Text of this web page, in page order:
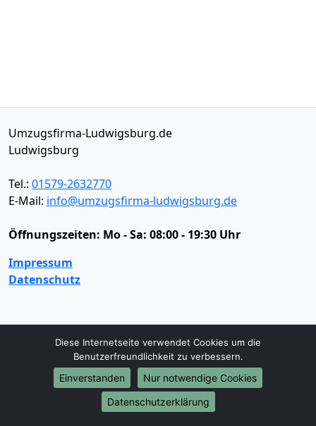
Umzugsfirma-Ludwigsburg.de
Ludwigsburg
Tel.: 01579-2632770
E-Mail: info@umzugsfirma-ludwigsburg.de
Öffnungszeiten: Mo - Sa: 08:00 - 19:30 Uhr
Impressum
Datenschutz
Umzugsservice
Umzugsservice Behördenumzug
Büroumzug
Fernumzug
Firmenumzug
Laborumzug
Mini Umzug
Praxisumzug
Privatumzug
Studentenumzug
Diese Internetseite verwendet Cookies um die
Benutzerfreundlichkeit zu verbessern.
Einverstanden
Nur notwendige Cookies
Datenschutzerklärung